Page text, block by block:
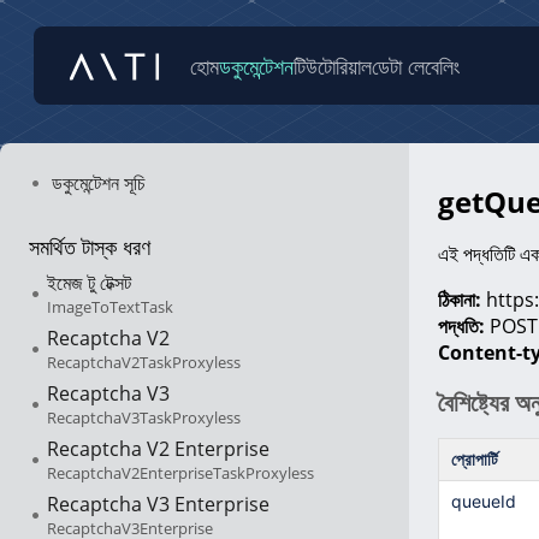
হোমডকুমেন্টেশনটিউটোরিয়ালডেটা লেবেলিং
ডকুমেন্টেশন সূচি
সমর্থিত টাস্ক ধরণ
ইমেজ টু টেক্সট
ImageToTextTask
Recaptcha V2
RecaptchaV2TaskProxyless
Recaptcha V3
RecaptchaV3TaskProxyless
Recaptcha V2 Enterprise
RecaptchaV2EnterpriseTaskProxyless
Recaptcha V3 Enterprise
RecaptchaV3Enterprise
এই পদ্ধতিটি
ঠিকানা:
পদ্ধতি: POST
Content-
বৈশিষ্ট্যের
প্রোপার্টি
queueId